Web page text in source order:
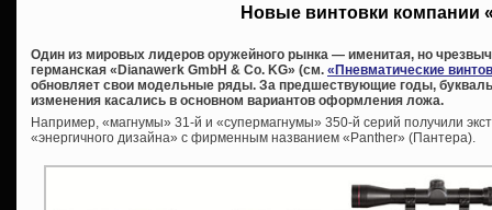
Новые винтовки компании
Один из мировых лидеров оружейного рынка — именитая, но
германская «Dianawerk GmbH & Co. KG» (см. «Пневматические
обновляет свои модельные ряды. За предшествующие годы,
изменения касались в основном вариантов оформления ложа.
Например, «магнумы» 31-й и «супермагнумы» 350-й серий получили
«энергичного дизайна» с фирменным названием «Panther» (Пантера).